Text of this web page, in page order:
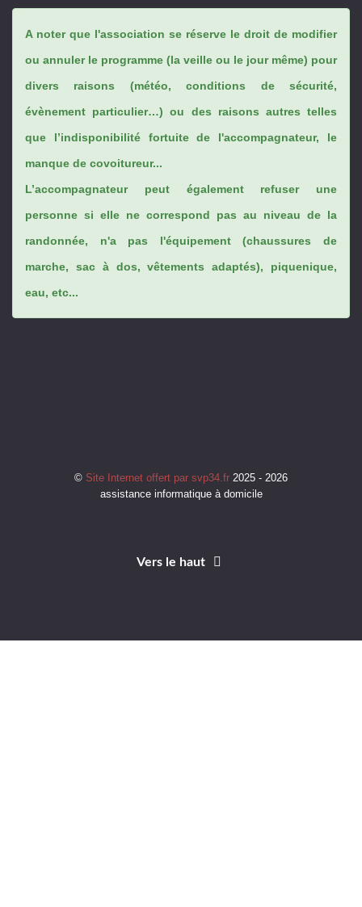
A noter que l'association se réserve le droit de modifier
ou annuler le programme (la veille ou le jour même) pour
divers raisons (météo, conditions de sécurité,
évènement particulier…) ou des raisons autres telles
que l’indisponibilité fortuite de l'accompagnateur, le
manque de covoitureur...
L’accompagnateur peut également refuser une
personne si elle ne correspond pas au niveau de la
randonnée, n'a pas l'équipement (chaussures de
marche, sac à dos, vêtements adaptés), piquenique,
eau, etc...
© Site Internet offert par svp34.fr 2025 - 2026
assistance informatique à domicile
Vers le haut